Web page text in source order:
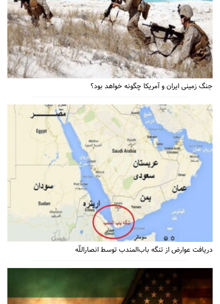
جنگ زمینی ایران و آمریکا چگونه خواهد بود؟
دریافت عوارض از تنگه باب‌المندب توسط انصاراللّه